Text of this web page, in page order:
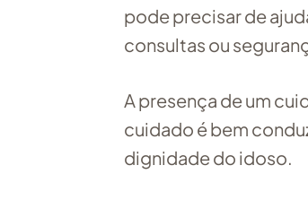
pode precisar de
consultas ou
A presença de um
cuidado é bem
dignidade do idoso.